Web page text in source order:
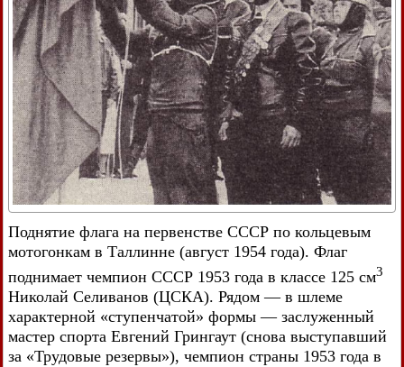
Поднятие флага на первенстве СССР по кольцевым
мотогонкам в Таллинне (август 1954 года). Флаг
поднимает чемпион СССР 1953 года в классе 125 см3
Николай Селиванов (ЦСКА). Рядом — в шлеме
характерной «ступенчатой» формы — заслуженный
мастер спорта Евгений Грингаут (снова выступавший
за «Трудовые резервы»), чемпион страны 1953 года в